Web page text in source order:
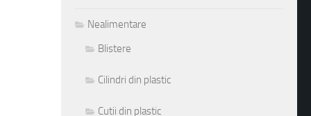
Nealimentare
Blistere
Cilindri din plastic
Cutii din plastic